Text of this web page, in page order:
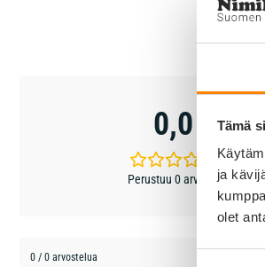
Tämä
ja
olet
0,0
Perustuu 0 arvioon
0 / 0 arvostelua